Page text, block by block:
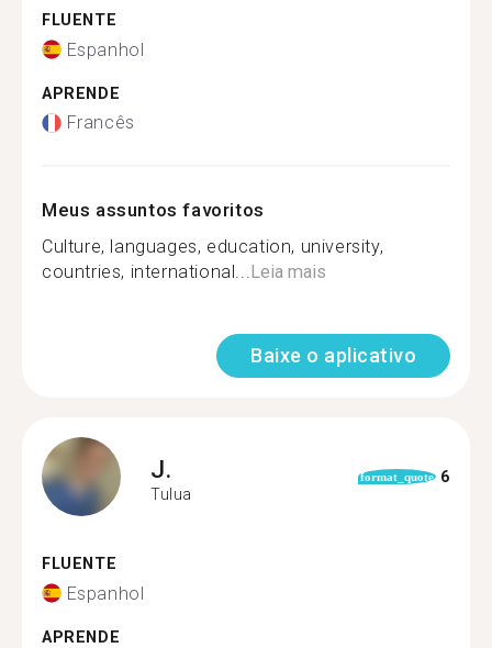
FLUENTE
Espanhol
APRENDE
Francês
Meus assuntos favoritos
Culture, languages, education, university,
countries, international...Leia mais
Baixe o aplicativo
J.
Tulua
format_quote 6
FLUENTE
Espanhol
APRENDE